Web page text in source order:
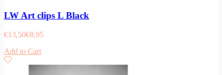
LW Art clips L Black
€13,50€8,95
Add to Cart